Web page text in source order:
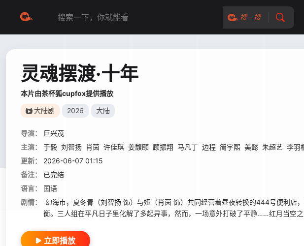
搜一搜
灵魂摆渡·十年
本片由茶杯狐cupfox提供播放
大陆剧 2026 大陆
导演：
巨兴茂
主演：
于毅 刘智扬 肖茵 许佳琪 姜馥颐 顾振翔 马凡丁 边程 简宇熙 美懿 朱超艺 李羽
更新：
2026-06-07 01:15
备注：
已完结
语言：
国语
剧情：
幻海市，夏冬青（刘智扬 饰）与娅（肖茵 饰）共同经营着昼夜转换的444号便利店
衡。三人组在平凡日子里化解了多起异事，然而，一场意外打破了平静……红月当空
立即播放